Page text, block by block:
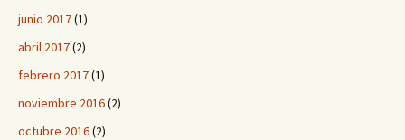
junio 2017(1)
abril 2017(2)
febrero 2017(1)
noviembre 2016(2)
octubre 2016(2)